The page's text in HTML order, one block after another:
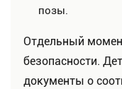
позы.
Отдельный
безопасности.
документы о